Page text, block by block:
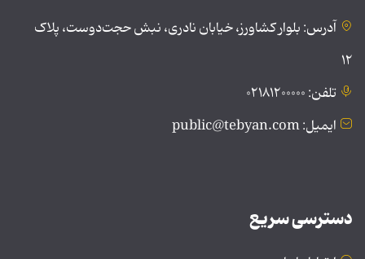
آدرس: بلوار کشاورز، خیابان نادری، نبش حجت‌دوست، پلاک
۱۲
تلفن: ۰۲۱۸۱۲۰۰۰۰۰
ایمیل: public@tebyan.com
دسترسی سریع